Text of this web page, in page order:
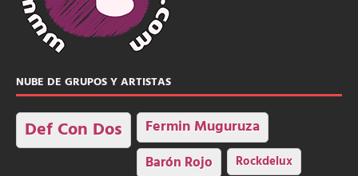
NUBE DE GRUPOS Y ARTISTAS
Def Con Dos Fermin Muguruza
Barón Rojo Rockdelux